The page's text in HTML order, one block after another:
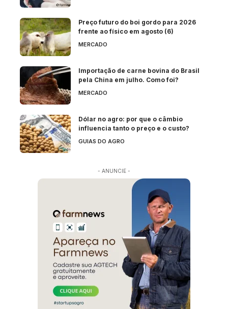
Preço futuro do boi gordo para 2026
frente ao físico em agosto (6)
MERCADO
Importação de carne bovina do Brasil
pela China em julho. Como foi?
MERCADO
Dólar no agro: por que o câmbio
influencia tanto o preço e o custo?
GUIAS DO AGRO
- ANUNCIE -